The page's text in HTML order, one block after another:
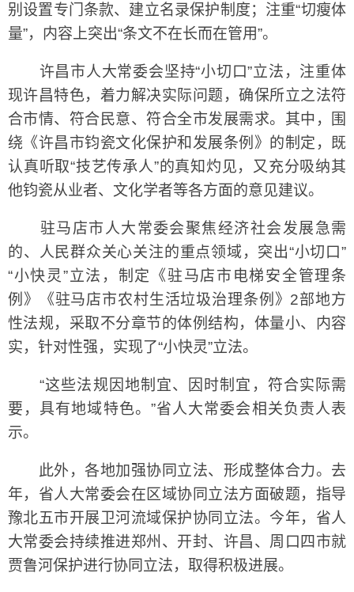
别设置专门条款、建立名录保护制度；注重“切瘦体
量”，内容上突出“条文不在长而在管用”。
许昌市人大常委会坚持“小切口”立法，注重体
现许昌特色，着力解决实际问题，确保所立之法符
合市情、符合民意、符合全市发展需求。其中，围
绕《许昌市钧瓷文化保护和发展条例》的制定，既
认真听取“技艺传承人”的真知灼见，又充分吸纳其
他钧瓷从业者、文化学者等各方面的意见建议。
驻马店市人大常委会聚焦经济社会发展急需
的、人民群众关心关注的重点领域，突出“小切口”
“小快灵”立法，制定《驻马店市电梯安全管理条
例》《驻马店市农村生活垃圾治理条例》2部地方
性法规，采取不分章节的体例结构，体量小、内容
实，针对性强，实现了“小快灵”立法。
“这些法规因地制宜、因时制宜，符合实际需
要，具有地域特色。”省人大常委会相关负责人表
示。
此外，各地加强协同立法、形成整体合力。去
年，省人大常委会在区域协同立法方面破题，指导
豫北五市开展卫河流域保护协同立法。今年，省人
大常委会持续推进郑州、开封、许昌、周口四市就
贾鲁河保护进行协同立法，取得积极进展。